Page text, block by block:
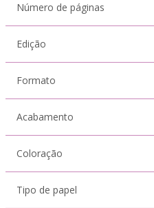
Número de páginas
Edição
Formato
Acabamento
Coloração
Tipo de papel